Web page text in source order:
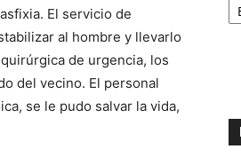
El servicio de
al hombre y llevarlo
de urgencia, los
del vecino. El personal
se le pudo salvar la vida,